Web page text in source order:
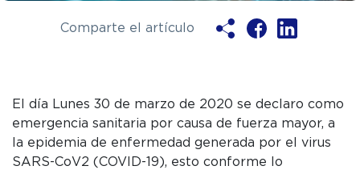
Comparte el artículo
El día Lunes 30 de marzo de 2020 se declaro como
emergencia sanitaria por causa de fuerza mayor, a
la epidemia de enfermedad generada por el virus
SARS-CoV2 (COVID-19), esto conforme lo